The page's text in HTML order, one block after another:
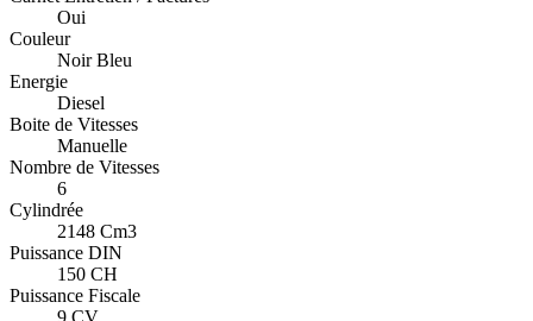
Oui
Couleur
Noir Bleu
Energie
Diesel
Boite de Vitesses
Manuelle
Nombre de Vitesses
6
Cylindrée
2148 Cm3
Puissance DIN
150 CH
Puissance Fiscale